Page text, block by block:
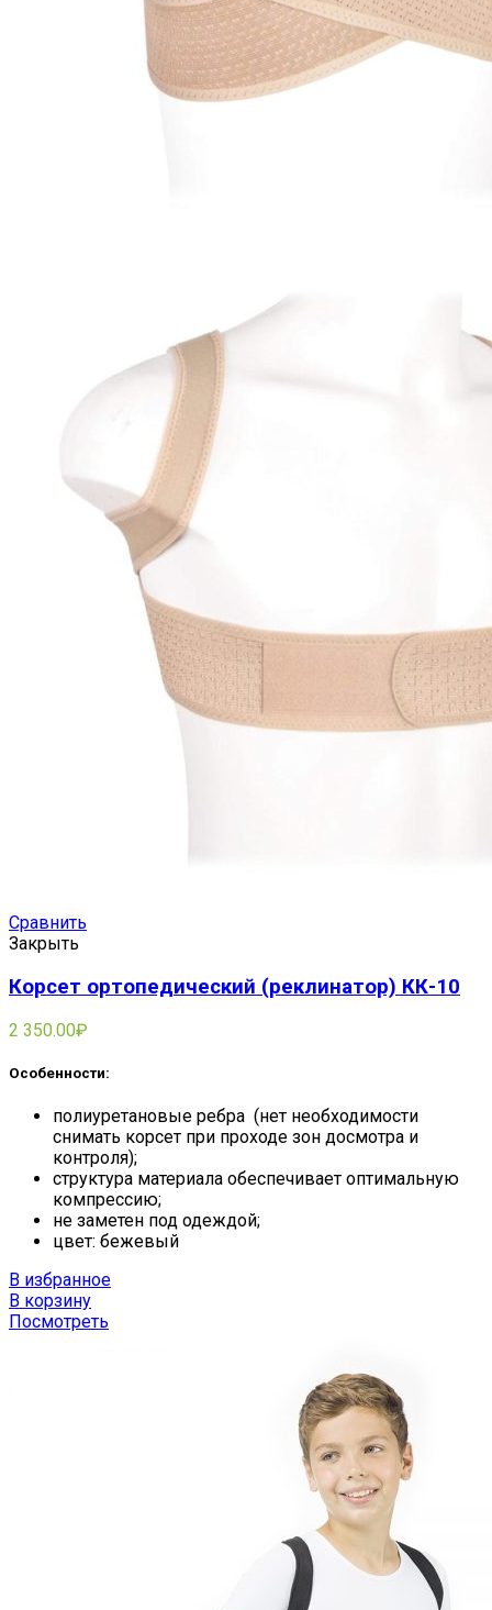
Сравнить
Закрыть
Корсет ортопедический (реклинатор) КК-10
2 350.00₽
Особенности:
полиуретановые ребра (нет необходимости
снимать корсет при проходе зон досмотра и
контроля);
структура материала обеспечивает оптимальную
компрессию;
не заметен под одеждой;
цвет: бежевый
В избранное
В корзину
Посмотреть